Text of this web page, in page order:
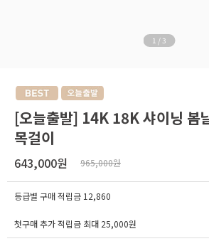
1 / 3
[오늘출발] 14K 18K 샤이닝 봄
목걸이
643,000원 965,000원
등급별 구매 적립금 12,860
첫구매 추가 적립금 최대 25,000원